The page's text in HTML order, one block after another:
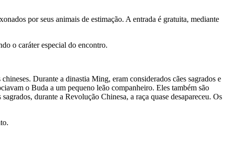
por seus animais de estimação. A entrada é gratuita, mediante
o caráter especial do encontro.
Durante a dinastia Ming, eram considerados cães sagrados e
o Buda a um pequeno leão companheiro. Eles também são
durante a Revolução Chinesa, a raça quase desapareceu. Os